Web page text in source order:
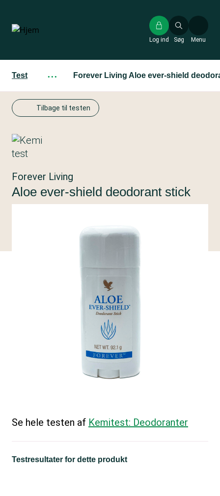
hovedindhold
Søg
Log ind Menu
Test ··· Forever Living Aloe ever-shield
Tilbage til testen
Forever Living
Aloe ever-shield deodorant stick
Se hele testen af Kemitest: Deodoranter
Testresultater for dette produkt